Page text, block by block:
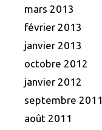
mars 2013
février 2013
janvier 2013
octobre 2012
janvier 2012
septembre 2011
août 2011